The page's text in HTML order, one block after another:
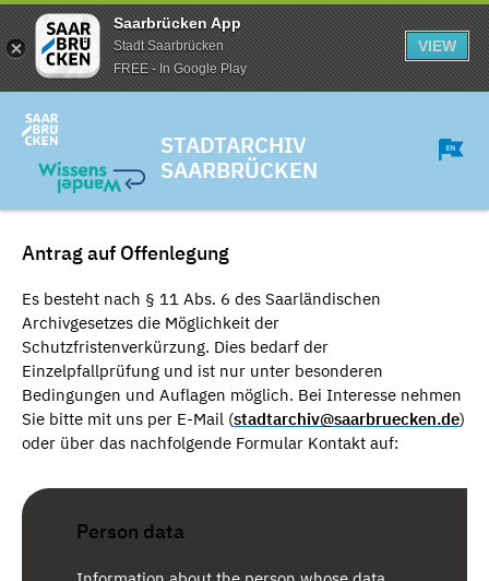
Saarbrücken App
Stadt Saarbrücken
FREE - In Google Play
VIEW
STADTARCHIV
SAARBRÜCKEN
Antrag auf Offenlegung
Es besteht nach § 11 Abs. 6 des Saarländischen
Archivgesetzes die Möglichkeit der
Schutzfristenverkürzung. Dies bedarf der
Einzelpfallprüfung und ist nur unter besonderen
Bedingungen und Auflagen möglich. Bei Interesse nehmen
Sie bitte mit uns per E-Mail (stadtarchiv@saarbruecken.de)
oder über das nachfolgende Formular Kontakt auf:
Person data